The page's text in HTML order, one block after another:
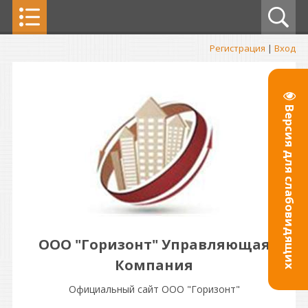
Версия для слабовидящих
Регистрация | Вход
ООО "Горизонт" Управляющая
Компания
Официальный сайт ООО "Горизонт"